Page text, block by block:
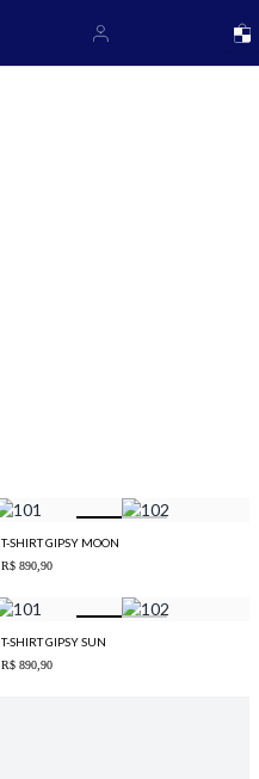
T-SHIRT GIPSY MOON
R$ 890,90
T-SHIRT GIPSY SUN
R$ 890,90